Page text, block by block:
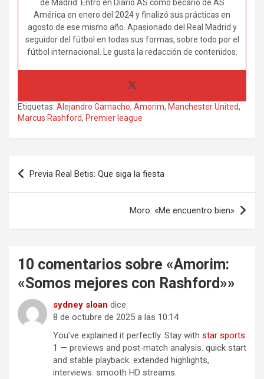
de Madrid. Entró en Diario AS como becario de AS
América en enero del 2024 y finalizó sus prácticas en
agosto de ese mismo año. Apasionado del Real Madrid y
seguidor del fútbol en todas sus formas, sobre todo por el
fútbol internacional. Le gusta la redacción de contenidos.
Etiquetas: Alejandro Garnacho, Amorim, Manchester United,
Marcus Rashford, Premier league
Navegación
de
Previa Real Betis: Que siga la fiesta
Moro: «Me encuentro bien»
10 comentarios sobre «Amorim:
«Somos mejores con Rashford»»
sydney sloan dice:
8 de octubre de 2025 a las 10:14
You’ve explained it perfectly. Stay with star sports
1 — previews and post‑match analysis. quick start
and stable playback. extended highlights,
interviews. smooth HD streams.